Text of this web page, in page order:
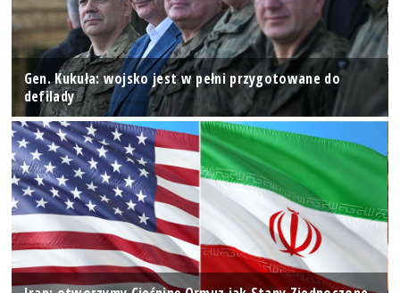
Gen. Kukuła: wojsko jest w pełni przygotowane do
defilady